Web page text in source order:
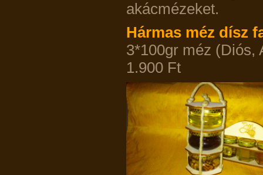
akácmézeket.
Hármas méz dísz
3*100gr
1.900 Ft